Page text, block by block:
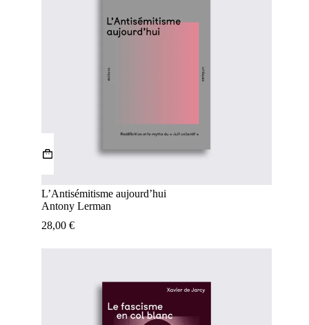
L’Antisémitisme aujourd’hui
Antony Lerman
28,00 €